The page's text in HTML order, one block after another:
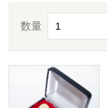
数量